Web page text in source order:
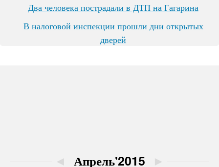
Два человека пострадали в ДТП на Гагарина
В налоговой инспекции прошли дни открытых
дверей
◄ Апрель'2015 ►